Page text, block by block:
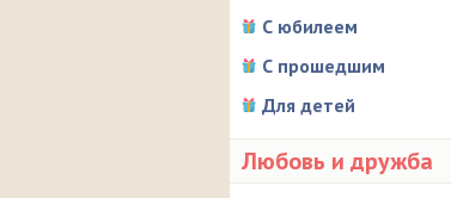
С юбилеем
С прошедшим
Для детей
Любовь и дружба